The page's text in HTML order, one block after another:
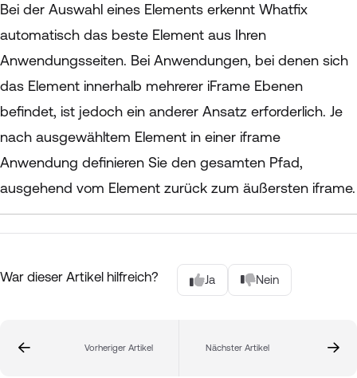
Bei der Auswahl eines Elements erkennt Whatfix
automatisch das beste Element aus Ihren
Anwendungsseiten. Bei Anwendungen, bei denen sich
das Element innerhalb mehrerer iFrame Ebenen
befindet, ist jedoch ein anderer Ansatz erforderlich. Je
nach ausgewähltem Element in einer iframe
Anwendung definieren Sie den gesamten Pfad,
ausgehend vom Element zurück zum äußersten iframe.
War dieser Artikel hilfreich? Ja Nein
Vorheriger Artikel Nächster Artikel